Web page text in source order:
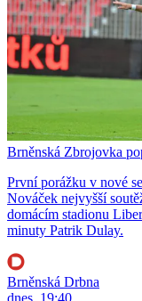
Brněnská Zbrojovka
První porážku v nové
Nováček nejvyšší
domácím stadionu
minuty Patrik Dulay.
Brněnská Drbna
dnes, 19:40